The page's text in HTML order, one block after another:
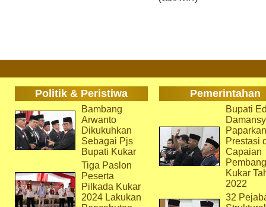
Politik & Peristiwa Pemerintahan
Bambang
Arwanto
Dikukuhkan
Sebagai Pjs
Bupati Kukar
Tiga Paslon
Peserta
Pilkada Kukar
2024 Lakukan
Bupati
Paparkan
Prestasi
Capaian
Kukar
2022
32